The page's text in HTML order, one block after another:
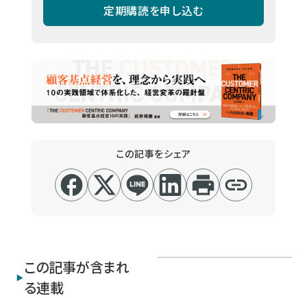
定期購読を申し込む
この記事をシェア
この記事が含まれ
る連載